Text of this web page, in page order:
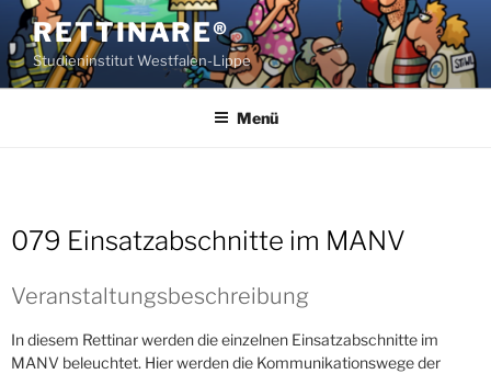
Zum
Inhalt
springen
RETTINARE®
Studieninstitut Westfalen-Lippe
Menü
079 Einsatzabschnitte im MANV
Veranstaltungsbeschreibung
In diesem Rettinar werden die einzelnen Einsatzabschnitte im
MANV beleuchtet. Hier werden die Kommunikationswege der